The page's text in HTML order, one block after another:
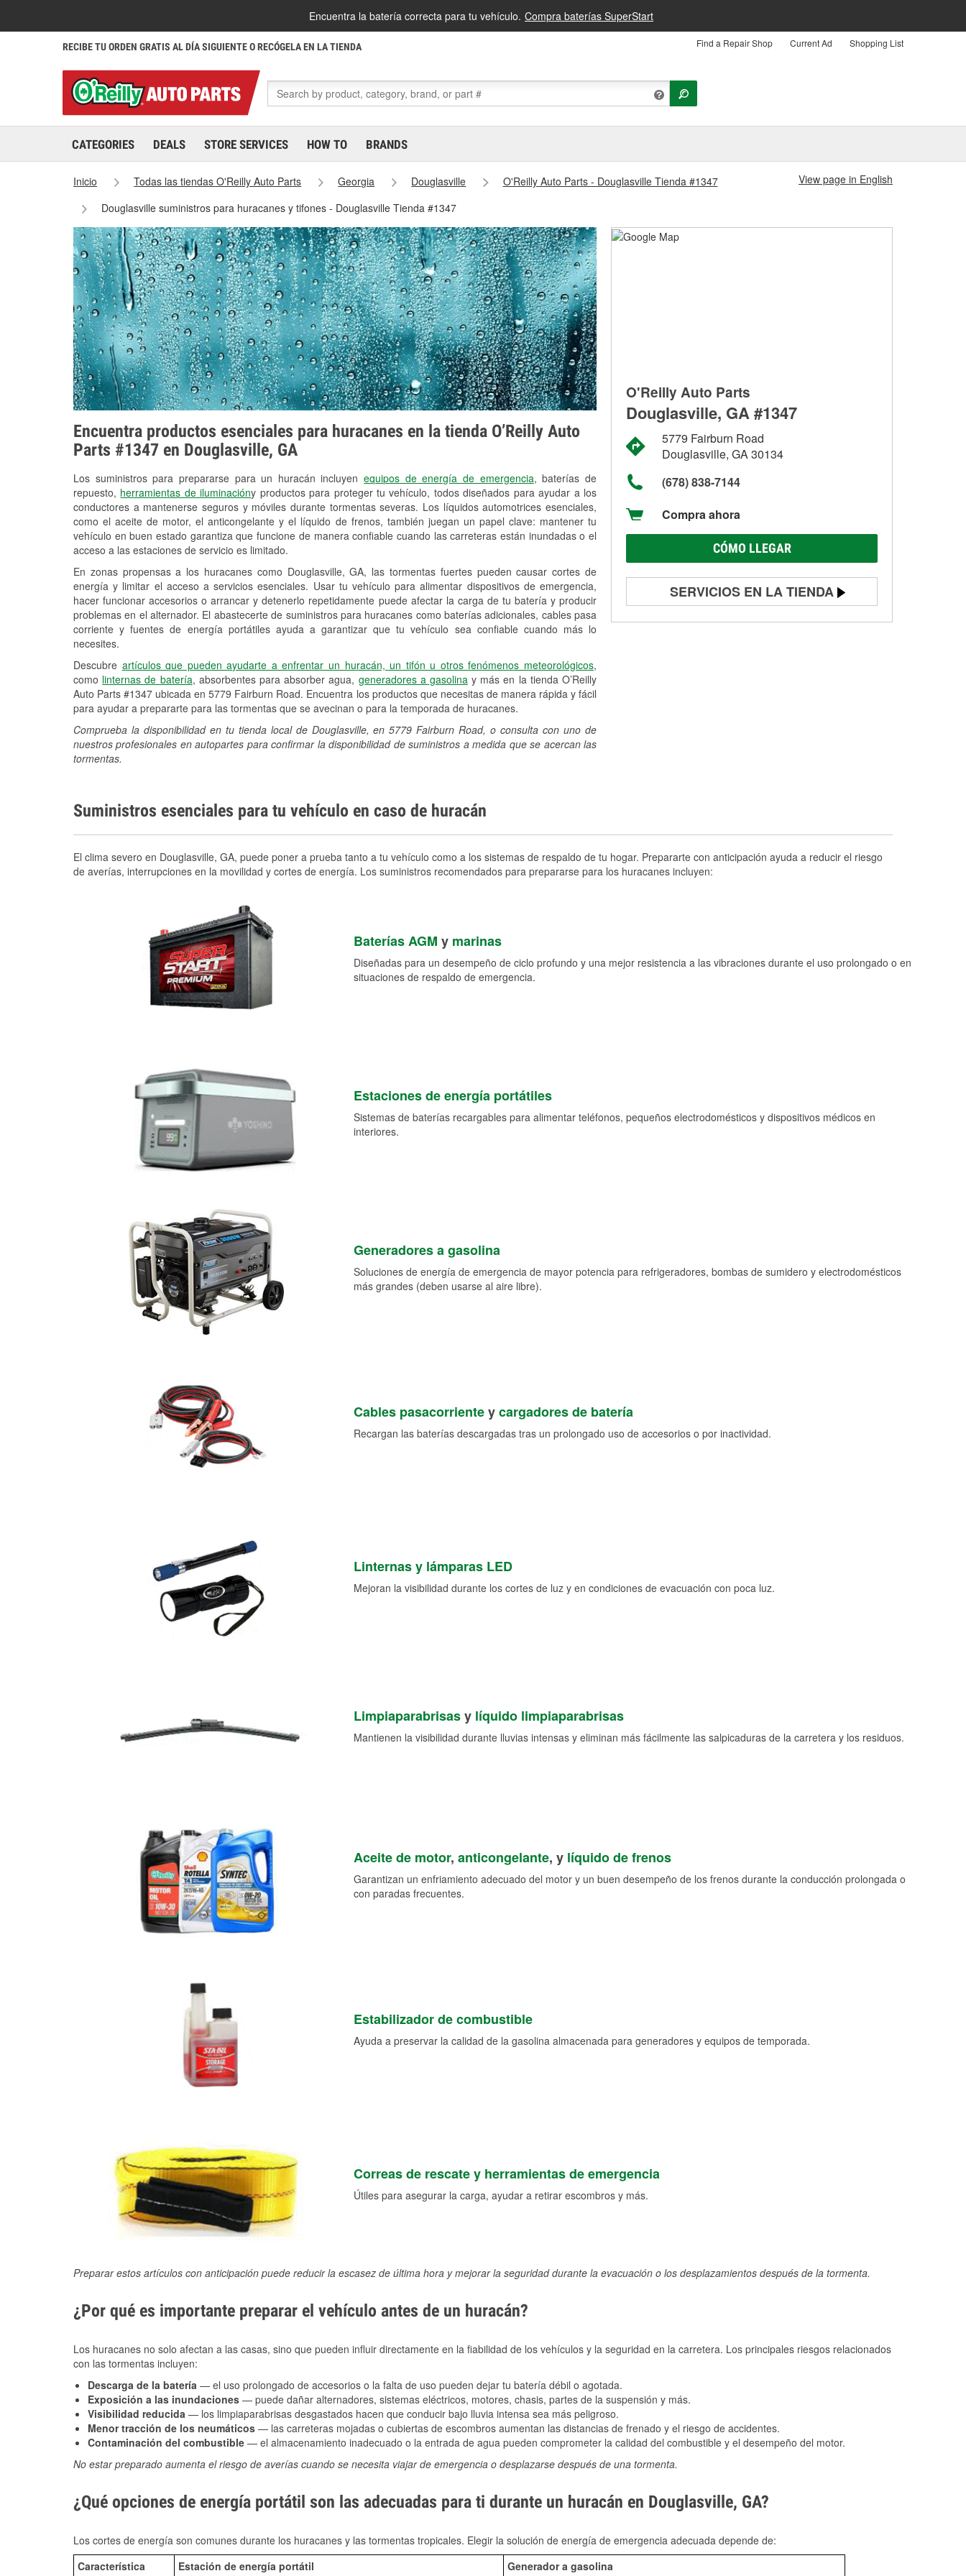
Encuentra la batería correcta para tu vehículo. Compra baterías SuperStart
RECIBE TU ORDEN GRATIS AL DÍA SIGUIENTE O RECÓGELA EN LA TIENDA Find a Repair Shop Current Ad Shopping List
CATEGORIES DEALS STORE SERVICES HOW TO BRANDS
Inicio Todas las tiendas O'Reilly Auto Parts Georgia Douglasville
O'Reilly Auto Parts - Douglasville Tienda #1347
Douglasville suministros para huracanes y tifones - Douglasville Tienda #1347
View page in English
Encuentra productos esenciales para huracanes en la tienda O’Reilly Auto
Parts #1347 en Douglasville, GA
Los suministros para prepararse para un huracán incluyenequipos de energía de emergencia, baterías de
repuesto, herramientas de iluminacióny productos para proteger tu vehículo, todos diseñados para ayudar a los
conductores a mantenerse seguros y móviles durante tormentas severas. Los líquidos automotrices esenciales,
como el aceite de motor, el anticongelante y el líquido de frenos, también juegan un papel clave: mantener tu
vehículo en buen estado garantiza que funcione de manera confiable cuando las carreteras están inundadas o el
acceso a las estaciones de servicio es limitado.
En zonas propensas a los huracanes como Douglasville, GA, las tormentas fuertes pueden causar cortes de
energía y limitar el acceso a servicios esenciales. Usar tu vehículo para alimentar dispositivos de emergencia,
hacer funcionar accesorios o arrancar y detenerlo repetidamente puede afectar la carga de tu batería y producir
problemas en el alternador. El abastecerte de suministros para huracanes como baterías adicionales, cables pasa
corriente y fuentes de energía portátiles ayuda a garantizar que tu vehículo sea confiable cuando más lo
necesites.
Descubre artículos que pueden ayudarte a enfrentar un huracán, un tifón u otros fenómenos meteorológicos,
como linternas de batería, absorbentes para absorber agua, generadores a gasolinay más en la tienda O’Reilly
Auto Parts #1347 ubicada en 5779 Fairburn Road. Encuentra los productos que necesitas de manera rápida y fácil
para ayudar a prepararte para las tormentas que se avecinan o para la temporada de huracanes.
Comprueba la disponibilidad en tu tienda local de Douglasville, en 5779 Fairburn Road, o consulta con uno de
nuestros profesionales en autopartes para confirmar la disponibilidad de suministros a medida que se acercan las
tormentas.
O'Reilly Auto Parts
Douglasville, GA #1347
5779 Fairburn Road
Douglasville, GA 30134
(678) 838-7144
Compra ahora
CÓMO LLEGAR
SERVICIOS EN LA TIENDA
Prueba de batería
Suministros esenciales para tu vehículo en caso de huracán
El clima severo en Douglasville, GA, puede poner a prueba tanto a tu vehículo como a los sistemas de respaldo de tu hogar. Prepararte con anticipación ayuda a reducir el riesgo
de averías, interrupciones en la movilidad y cortes de energía. Los suministros recomendados para prepararse para los huracanes incluyen:
Baterías AGM y marinas
Diseñadas para un desempeño de ciclo profundo y una mejor resistencia a las vibraciones durante el uso prolongado o en
situaciones de respaldo de emergencia.
Estaciones de energía portátiles
Sistemas de baterías recargables para alimentar teléfonos, pequeños electrodomésticos y dispositivos médicos en
interiores.
Generadores a gasolina
Soluciones de energía de emergencia de mayor potencia para refrigeradores, bombas de sumidero y electrodomésticos
más grandes (deben usarse al aire libre).
Cables pasacorrienteycargadores de batería
Recargan las baterías descargadas tras un prolongado uso de accesorios o por inactividad.
Linternas y lámparas LED
Mejoran la visibilidad durante los cortes de luz y en condiciones de evacuación con poca luz.
Limpiaparabrisasy líquido limpiaparabrisas
Mantienen la visibilidad durante lluvias intensas y eliminan más fácilmente las salpicaduras de la carretera y los residuos.
Aceite de motor, anticongelante, y líquido de frenos
Garantizan un enfriamiento adecuado del motor y un buen desempeño de los frenos durante la conducción prolongada o
con paradas frecuentes.
Estabilizador de combustible
Ayuda a preservar la calidad de la gasolina almacenada para generadores y equipos de temporada.
Correas de rescate y herramientas de emergencia
Útiles para asegurar la carga, ayudar a retirar escombros y más.
Preparar estos artículos con anticipación puede reducir la escasez de última hora y mejorar la seguridad durante la evacuación o los desplazamientos después de la tormenta.
¿Por qué es importante preparar el vehículo antes de un huracán?
Los huracanes no solo afectan a las casas, sino que pueden influir directamente en la fiabilidad de los vehículos y la seguridad en la carretera. Los principales riesgos relacionados
con las tormentas incluyen:
Descarga de la batería — el uso prolongado de accesorios o la falta de uso pueden dejar tu batería débil o agotada.
Exposición a las inundaciones — puede dañar alternadores, sistemas eléctricos, motores, chasis, partes de la suspensión y más.
Visibilidad reducida — los limpiaparabrisas desgastados hacen que conducir bajo lluvia intensa sea más peligroso.
Menor tracción de los neumáticos — las carreteras mojadas o cubiertas de escombros aumentan las distancias de frenado y el riesgo de accidentes.
Contaminación del combustible — el almacenamiento inadecuado o la entrada de agua pueden comprometer la calidad del combustible y el desempeño del motor.
No estar preparado aumenta el riesgo de averías cuando se necesita viajar de emergencia o desplazarse después de una tormenta.
¿Qué opciones de energía portátil son las adecuadas para ti durante un huracán en Douglasville, GA?
Los cortes de energía son comunes durante los huracanes y las tormentas tropicales. Elegir la solución de energía de emergencia adecuada depende de:
Característica
Estación de energía portátil Generador a gasolina